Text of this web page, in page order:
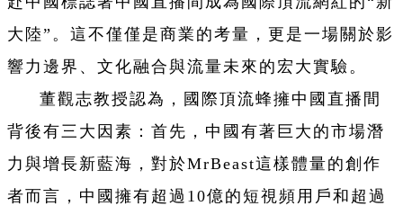
大陸”。這不僅僅是商業的考量，更是一場關於影
響力邊界、文化融合與流量未來的宏大實驗。
董觀志教授認為，國際頂流蜂擁中國直播間
背後有三大因素：首先，中國有著巨大的市場潛
力與增長新藍海，對於MrBeast這樣體量的創作
者而言，中國擁有超過10億的短視頻用戶和超過